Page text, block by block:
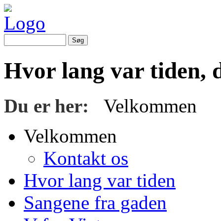
Hvor lang var tiden,
Du er her: Velkommen
Velkommen
Kontakt os
Hvor lang var tiden
Sangene fra gaden